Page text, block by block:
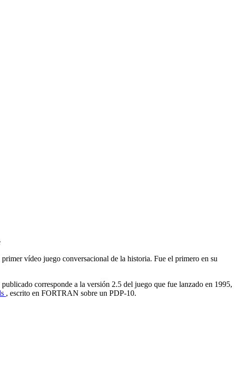
primer vídeo juego conversacional de la historia. Fue el primero en su
corresponde a la versión 2.5 del juego que fue lanzado en 1995,
, escrito en FORTRAN sobre un PDP-10.